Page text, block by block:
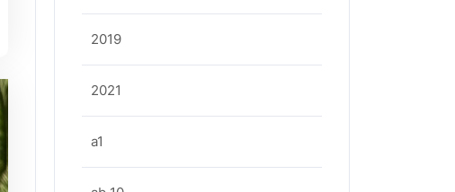
2019
2021
a1